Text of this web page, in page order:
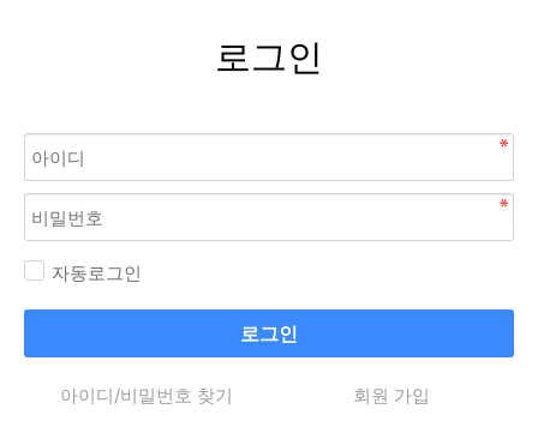
로그인
자동로그인
로그인
아이디/비밀번호 찾기 회원 가입